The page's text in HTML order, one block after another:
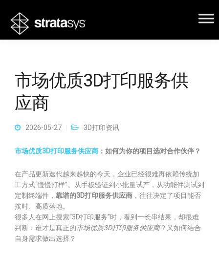
市场优质3D打印服务供
应商
2026-05-27 3D打印资讯
市场优质3D打印服务供应商 ：如何为你的项目选对合作伙伴？
在产品更新迭代越来越快的今天，企业已经很难再依赖传统加
工方式“慢慢打样”。从手板验证到小批量试产，从功能件测试到
定制终端件， 靠谱的3D打印服务供应商 ，往往决定了项目能否
按时、高质落地。
很多人在网上搜索“3D打印服务”时，看到一长串结果，却很难
判断：谁才是真正的市场优质3D打印服务供应商？又如何结合
自身需求做出选择？